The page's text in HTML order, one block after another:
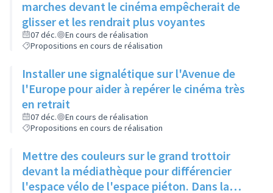
marches devant le cinéma empêcherait de
glisser et les rendrait plus voyantes
07 déc.
En cours de réalisation
Propositions en cours de réalisation
Installer une signalétique sur l'Avenue de
l'Europe pour aider à repérer le cinéma très
en retrait
07 déc.
En cours de réalisation
Propositions en cours de réalisation
Mettre des couleurs sur le grand trottoir
devant la médiathèque pour différencier
l'espace vélo de l'espace piéton. Dans la